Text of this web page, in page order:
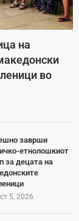
на
во
заврши
етнолошкиот
за децата на
5, 2026